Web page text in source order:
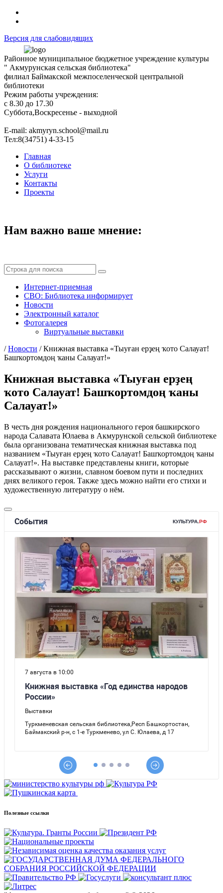
Версия для слабовидящих
Районное муниципальное бюджетное учреждение культуры
" Акмурунская сельская библиотека"
филиал Баймакской межпоселенческой центральной
библиотеки
Режим работы учреждения:
с 8.30 до 17.30
Суббота,Воскресенье - выходной
Е-mail: akmyryn.school@mail.ru
Тел:8(34751) 4-33-15
Главная
О библиотеке
Услуги
Контакты
Проекты
Нам важно ваше мнение:
Интернет-приемная
СВО: Библиотека информирует
Новости
Электронный каталог
Фотогалерея
Виртуальные выставки
/Новости /Книжная выставка «Тыуған ерҙең ҡото Салауат!
Башҡортомдоң ҡаны Салауат!»
Книжная выставка «Тыуған ерҙең
ҡото Салауат! Башҡортомдоң ҡаны
Салауат!»
В честь дня рождения национального героя башкирского
народа Салавата Юлаева в Акмурунской сельской библиотеке
была организована тематическая книжная выставка под
названием «Тыуған ерҙең ҡото Салауат! Башҡортомдоң ҡаны
Салауат!». На выставке представлены книги, которые
рассказывают о жизни, славном боевом пути и последних
днях великого героя. Также здесь можно найти его стихи и
художественную литературу о нём.
Полезные ссылки